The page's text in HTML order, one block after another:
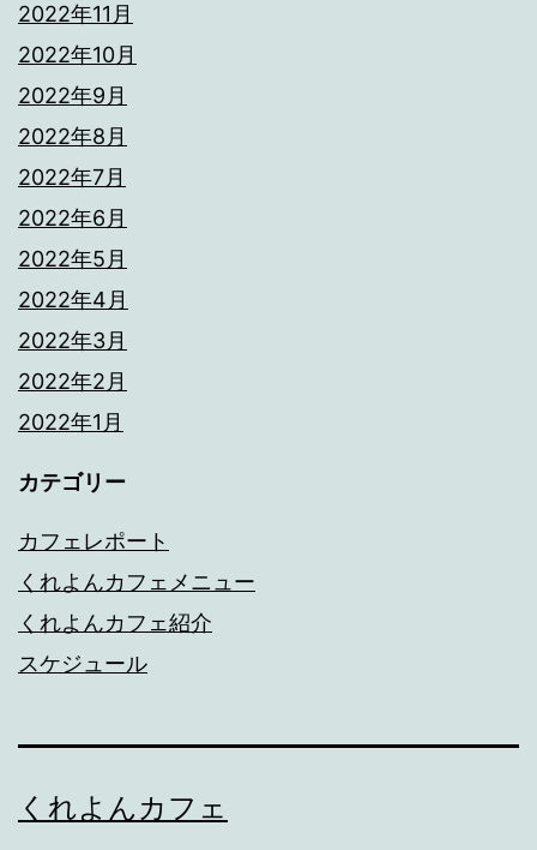
2022年11月
2022年10月
2022年9月
2022年8月
2022年7月
2022年6月
2022年5月
2022年4月
2022年3月
2022年2月
2022年1月
カテゴリー
カフェレポート
くれよんカフェメニュー
くれよんカフェ紹介
スケジュール
くれよんカフェ